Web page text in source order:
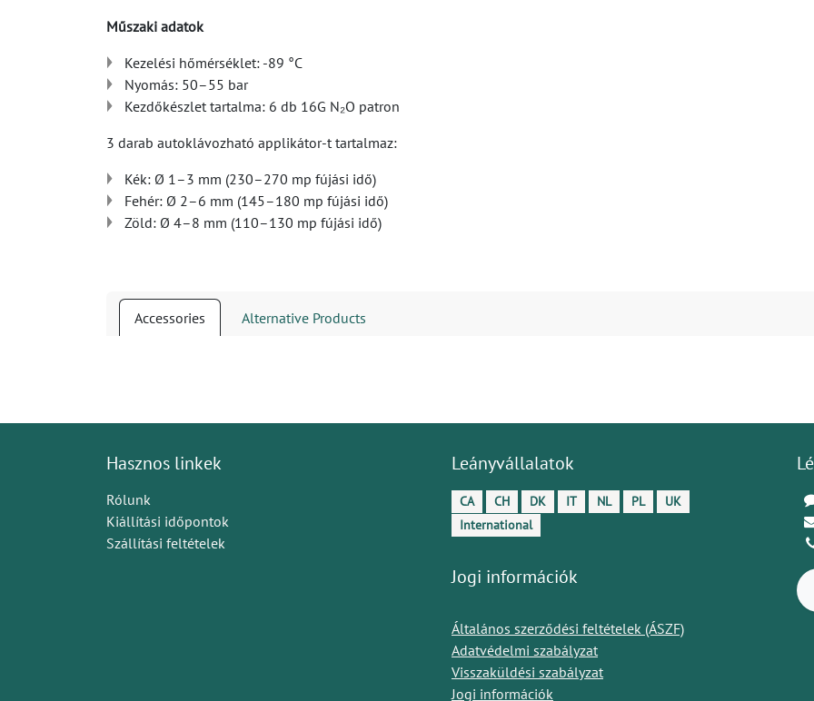
Műszaki adatok
Kezelési hőmérséklet: -89 °C
Nyomás: 50–55 bar
Kezdőkészlet tartalma: 6 db 16G N₂O patron
3 darab autoklávozható applikátor-t tartalmaz:
Kék: Ø 1–3 mm (230–270 mp fújási idő)
Fehér: Ø 2–6 mm (145–180 mp fújási idő)
Zöld: Ø 4–8 mm (110–130 mp fújási idő)
Accessories Alternative Products
Hasznos linkek
Rólunk
Kiállítási időpontok
Szállítási feltételek
Leányvállalatok
CA CH DK IT NL PL
UK
International
Jogi információk
Általános szerződési feltételek (ÁSZF)
Adatvédelmi szabályzat
Visszaküldési szabályzat
Jogi információk